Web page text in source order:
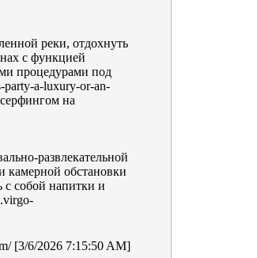
реки, отдохнуть
с функцией
процедурами под
a-luxury-or-an-
на
развлекательной
камерной обстановки
собой напитки и
[3/6/2026 7:15:50 AM]